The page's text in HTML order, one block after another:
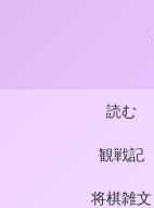
読む
観戦記
将棋雑文